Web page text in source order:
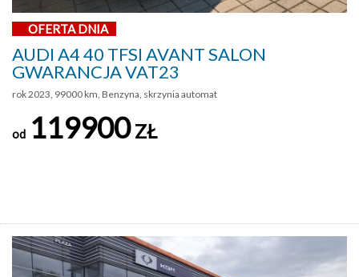
OFERTA DNIA
AUDI A4 40 TFSI AVANT SALON
GWARANCJA VAT23
rok 2023, 99000 km, Benzyna, skrzynia automat
od 119900ZŁ